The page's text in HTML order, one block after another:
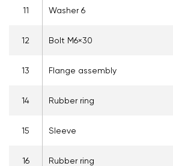
11 Washer 6
12 Bolt M6×30
13 Flange assembly
14 Rubber ring
15 Sleeve
16 Rubber ring